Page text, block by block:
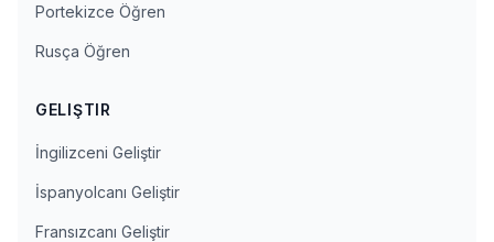
Portekizce Öğren
Rusça Öğren
GELIŞTIR
İngilizceni Geliştir
İspanyolcanı Geliştir
Fransızcanı Geliştir